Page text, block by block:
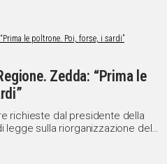
Zedda: “Prima le
richieste dal presidente della
legge sulla riorganizzazione della